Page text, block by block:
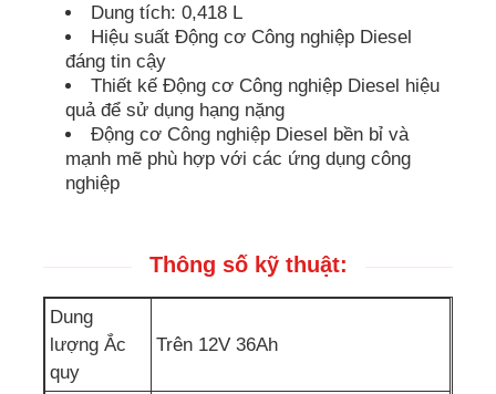
Bộ máy phát điện hàn
động cơ diesel máy phát điện
bơm nước thải
Dung tích: 0,418 L
Hiệu suất Động cơ Công nghiệp Diesel
đáng tin cậy
Thiết kế Động cơ Công nghiệp Diesel hiệu
quả để sử dụng hạng nặng
Động cơ Công nghiệp Diesel bền bỉ và
mạnh mẽ phù hợp với các ứng dụng công
nghiệp
Thông số kỹ thuật:
Dung
lượng Ắc
quy
Trên 12V 36Ah